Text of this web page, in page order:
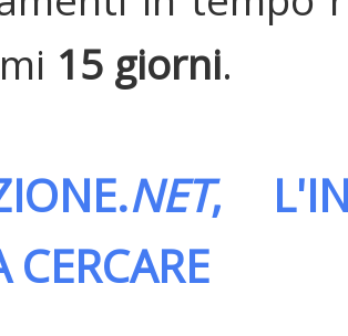
15 giorni.
NET,
CERCARE